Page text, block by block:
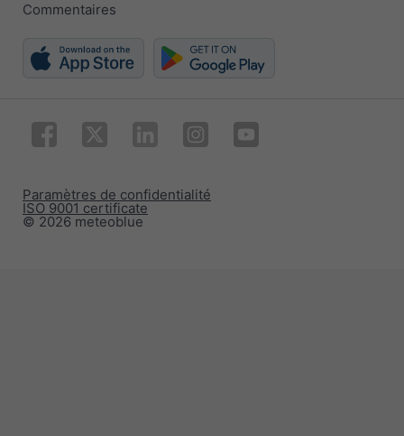
Commentaires
© 2026 meteoblue
ISO 9001 certificate
Paramètres de confidentialité